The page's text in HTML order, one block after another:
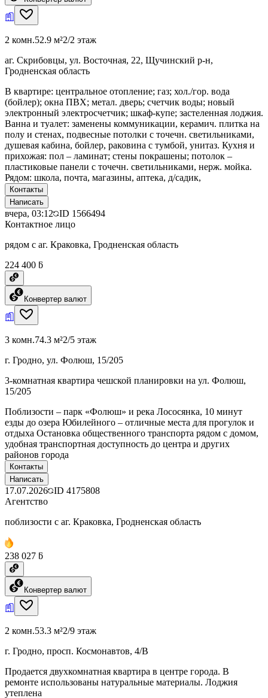
2 комн.52.9 м²2/2 этаж
аг. Скрибовцы, ул. Восточная, 22, Щучинский р-н,
Гродненская область
В квартире: центральное отопление; газ; хол./гор. вода
(бойлер); окна ПВХ; метал. дверь; счетчик воды; новый
электронный электросчетчик; шкаф-купе; застеленная лоджия.
Ванна и туалет: заменены коммуникации, керамич. плитка на
полу и стенах, подвесные потолки с точечн. светильниками,
душевая кабина, бойлер, раковина с тумбой, унитаз. Кухня и
прихожая: пол – ламинат; стены покрашены; потолок –
пластиковые панели с точечн. светильниками, нерж. мойка.
Рядом: школа, почта, магазины, аптека, д/садик,
Контакты
Написать
вчера, 03:12 ID 1566494
Контактное лицо
рядом с аг. Краковка, Гродненская область
224 400 ƃ
Конвертер валют
3 комн.74.3 м²2/5 этаж
г. Гродно, ул. Фолюш, 15/205
3-комнатная квартира чешской планировки на ул. Фолюш,
15/205
Поблизости – парк «Фолюш» и река Лососянка, 10 минут
езды до озера Юбилейного – отличные места для прогулок и
отдыха Остановка общественного транспорта рядом с домом,
удобная транспортная доступность до центра и других
районов города
Контакты
Написать
17.07.2026 ID 4175808
Агентство
поблизости с аг. Краковка, Гродненская область
238 027 ƃ
Конвертер валют
2 комн.53.3 м²2/9 этаж
г. Гродно, просп. Космонавтов, 4/В
Продается двухкомнатная квартира в центре города. В
ремонте использованы натуральные материалы. Лоджия
утеплена